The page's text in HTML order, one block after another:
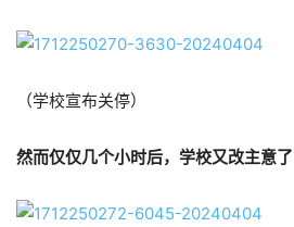
（学校宣布关停）
然而仅仅几个小时后，学校又改主意